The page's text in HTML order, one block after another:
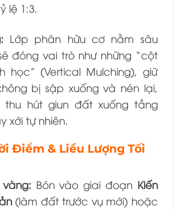
lệ 1:3.
Lớp phân hữu cơ nằm sâu
đóng vai trò như những “cột
học” (Vertical Mulching), giữ
bị sập xuống và nén lại,
thu hút giun đất xuống tầng
xới tự nhiên.
Điểm & Liều Lượng Tối
vàng: Bón vào giai đoạn Kiến
(làm đất trước vụ mới) hoặc